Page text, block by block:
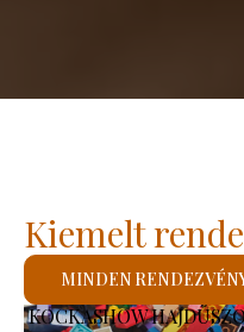
KOCKASHOW
Kiemelt
MINDEN